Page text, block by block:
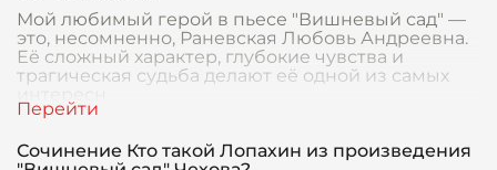
Мой любимый герой в пьесе "Вишневый сад" —
это, несомненно, Раневская Любовь Андреевна.
Её сложный характер, глубокие чувства и
трагическая судьба делают её одной из самых
Сочинение Кто такой Лопахин из произведения